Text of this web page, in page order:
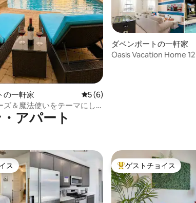
5つ星の平均評価
の一軒家 レビュー6件、5つ星中5つ星の平
5 (6)
ズ＆魔法使いをテーマにし
プール ディズニー近くの宿
ダベンポートの一軒家
Oasis Vacation Home
アパート
ス
ス 大好評のゲストチョイス
ゲストチョイス